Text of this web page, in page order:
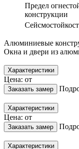
Предел
конструкции
Алюминиевые
Окна и двери из
Характеристики
Цена: от
Заказать замер
Характеристики
Цена: от
Заказать замер
Характеристики